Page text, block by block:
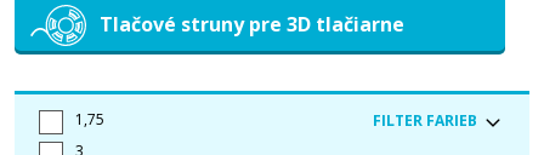
Tlačové struny pre 3D tlačiarne
1,75
3
FILTER FARIEB